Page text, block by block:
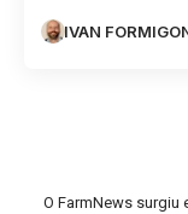
IVAN
O FarmNews